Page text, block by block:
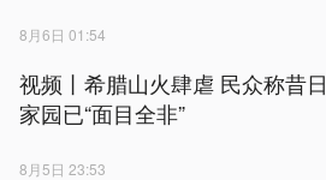
8月6日 01:54
视频丨希腊山火肆虐 民众称昔日
家园已“面目全非”
8月5日 23:53